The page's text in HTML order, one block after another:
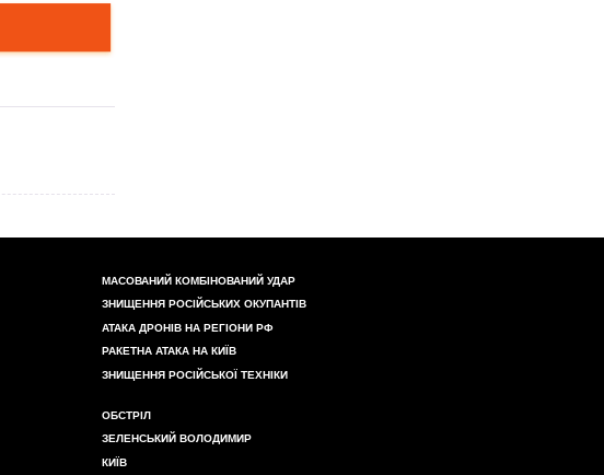
МАСОВАНИЙ КОМБІНОВАНИЙ УДАР
ЗНИЩЕННЯ РОСІЙСЬКИХ ОКУПАНТІВ
АТАКА ДРОНІВ НА РЕГІОНИ РФ
РАКЕТНА АТАКА НА КИЇВ
ЗНИЩЕННЯ РОСІЙСЬКОЇ ТЕХНІКИ
ОБСТРІЛ
ЗЕЛЕНСЬКИЙ ВОЛОДИМИР
КИЇВ